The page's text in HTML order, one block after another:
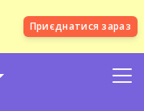
Приєднатися зараз